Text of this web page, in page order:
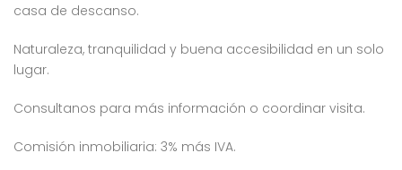
casa de descanso.
Naturaleza, tranquilidad y buena accesibilidad en un solo
lugar.
Consultanos para más información o coordinar visita.
Comisión inmobiliaria: 3% más IVA.